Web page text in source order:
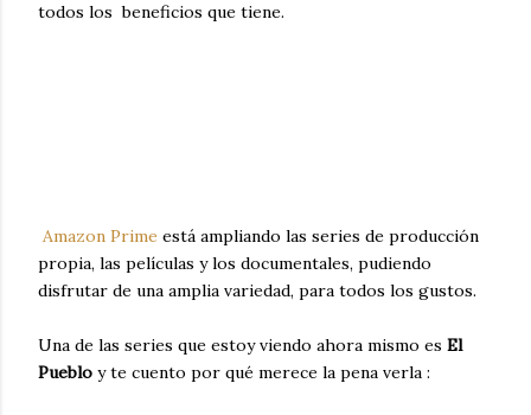
todos los beneficios que tiene.
Amazon Prime está ampliando las series de producción
propia, las películas y los documentales, pudiendo
disfrutar de una amplia variedad, para todos los gustos.
Una de las series que estoy viendo ahora mismo es El
Pueblo y te cuento por qué merece la pena verla :